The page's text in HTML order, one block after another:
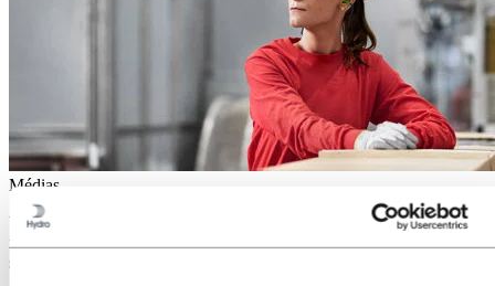
Médias
Vous préparez un reportage sur l’aluminium ou les énergies
renouvelables ? Vous trouverez ici plus d’informations sur Hydro,
ses actualités, ses contacts médias, ainsi que des images.